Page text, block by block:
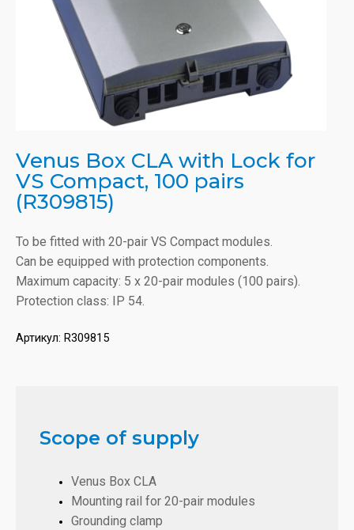
Venus Box CLA with Lock for
VS Compact, 100 pairs
(R309815)
To be fitted with 20-pair VS Compact modules.
Can be equipped with protection components.
Maximum capacity: 5 x 20-pair modules (100 pairs).
Protection class: IP 54.
Артикул: R309815
Scope of supply
Venus Box CLA
Mounting rail for 20-pair modules
Grounding clamp